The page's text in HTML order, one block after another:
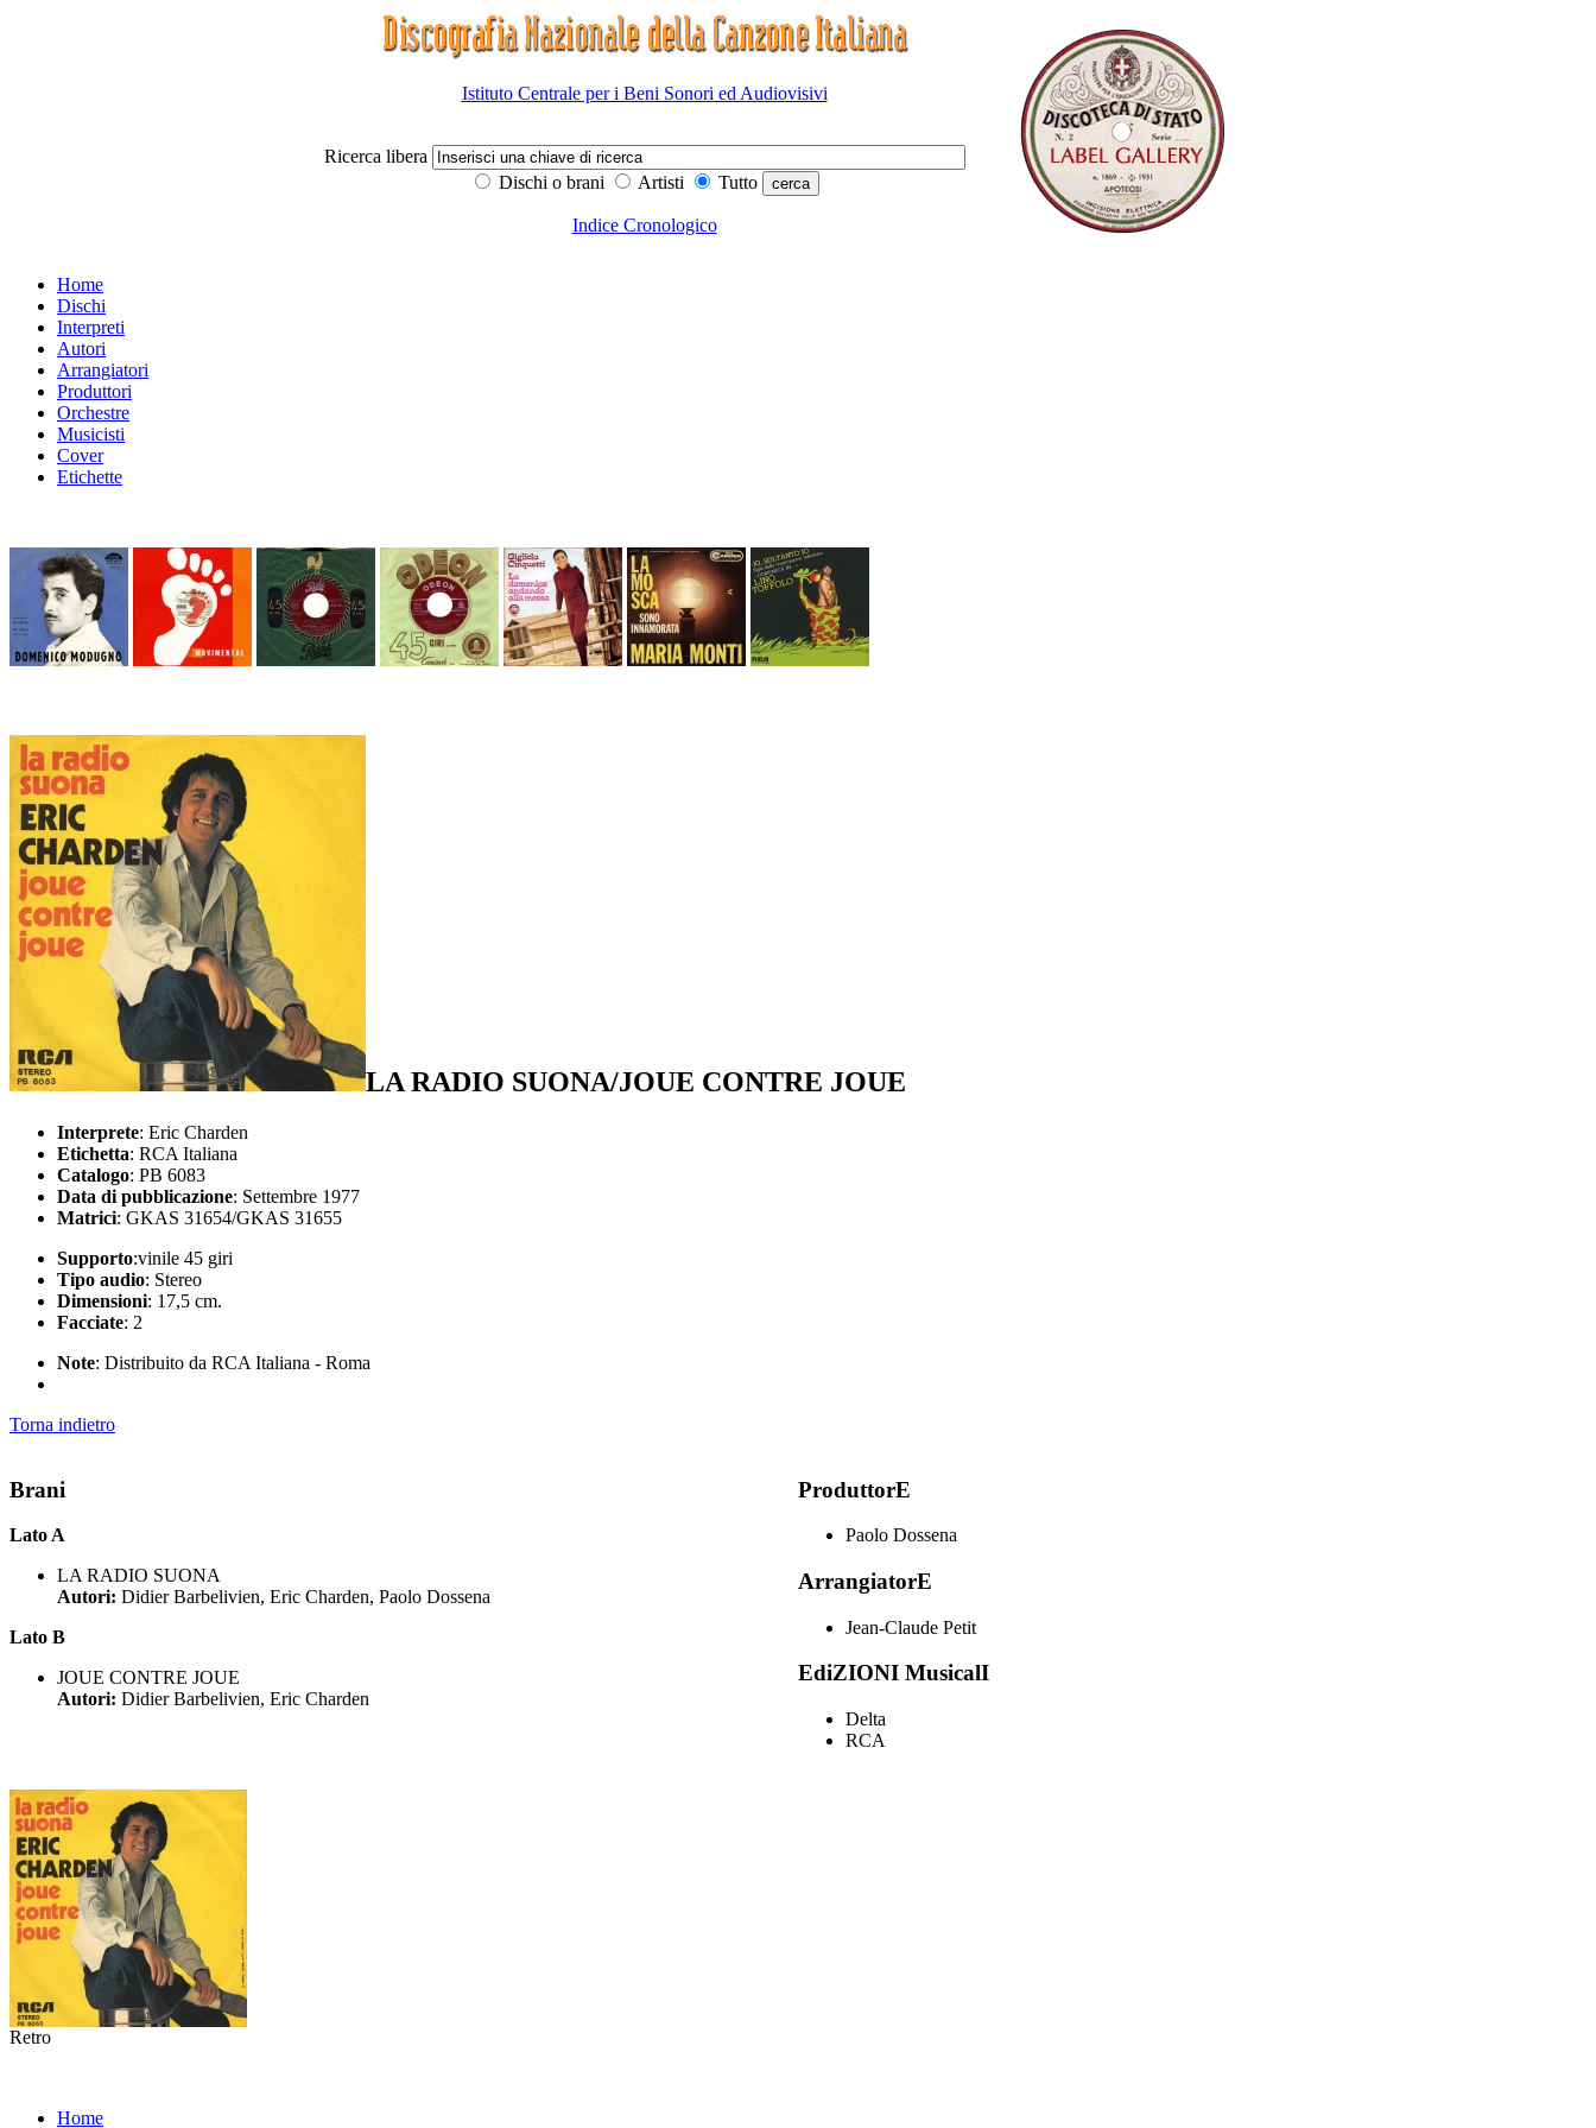
Istituto Centrale per i Beni Sonori ed Audiovisivi
Ricerca libera
Dischi o brani
Artisti Tutto
Indice Cronologico
Home
Dischi
Interpreti
Autori
Arrangiatori
Produttori
Orchestre
Musicisti
Cover
Etichette
LA RADIO SUONA/JOUE CONTRE JOUE
Interprete: Eric Charden
Etichetta: RCA Italiana
Catalogo: PB 6083
Data di pubblicazione: Settembre 1977
Matrici: GKAS 31654/GKAS 31655
Supporto:vinile 45 giri
Tipo audio: Stereo
Dimensioni: 17,5 cm.
Facciate: 2
Note: Distribuito da RCA Italiana - Roma
Torna indietro
Brani
Lato A
LA RADIO SUONA
Autori: Didier Barbelivien, Eric Charden, Paolo Dossena
Lato B
JOUE CONTRE JOUE
Autori: Didier Barbelivien, Eric Charden
ProduttorE
Paolo Dossena
ArrangiatorE
Jean-Claude Petit
EdiZIONI MusicalI
Delta
RCA
Retro
Home